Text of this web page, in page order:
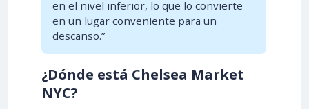
en el nivel inferior, lo que lo convierte
en un lugar conveniente para un
descanso.”
¿Dónde está Chelsea Market
NYC?